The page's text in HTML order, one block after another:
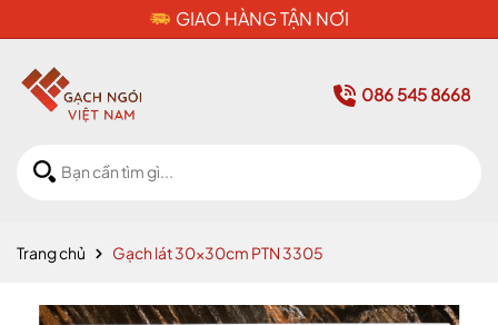
CAM KẾT HÀNG CHÍNH
086 545 8668
Trang chủ Gạch lát 30x30cm PTN 3305